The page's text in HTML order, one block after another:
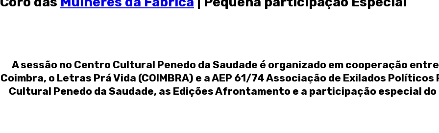
A sessão no Centro Cultural Penedo da Saudade é organizado em cooperação
Coimbra, o Letras Prá Vida (COIMBRA) e a AEP 61/74 Associação de Exilados
Cultural Penedo da Saudade, as Edições Afrontamento e a participação especial do